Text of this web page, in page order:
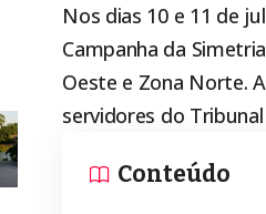
Nos dias 10 e 11 de
Campanha da
Oeste e Zona Norte.
servidores do Tribunal
Conteúdo